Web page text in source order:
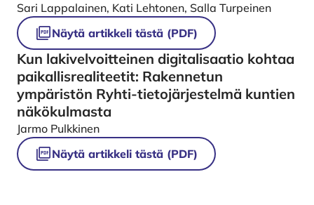
Sari Lappalainen, Kati Lehtonen, Salla Turpeinen
Näytä artikkeli tästä (PDF)
Kun lakivelvoitteinen digitalisaatio kohtaa
paikallisrealiteetit: Rakennetun
ympäristön Ryhti-tietojärjestelmä kuntien
näkökulmasta
Jarmo Pulkkinen
Näytä artikkeli tästä (PDF)